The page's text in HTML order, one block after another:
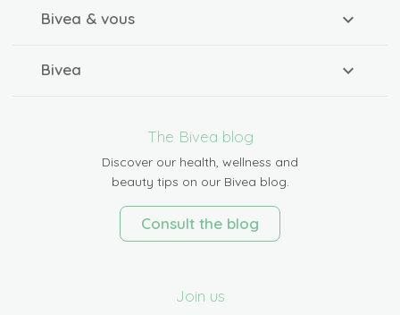
Bivea & vous
Bivea
The Bivea blog
Discover our health, wellness and
beauty tips on our Bivea blog.
Consult the blog
Join us